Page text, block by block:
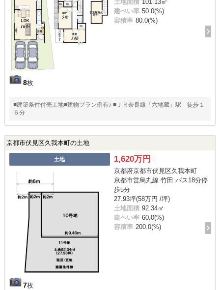
8枚
土地面積 101.13㎡
建ぺい率 50.0(%)
容積率 80.0(%)
■建築条件付売土地■建物プラン例有♪ ■ＪＲ奈良線「六地蔵」駅 徒歩１
６分
京都市伏見区久我本町の土地
土地
7枚
1,620万円
京都府京都市伏見区久我本町
京都市営烏丸線 竹田 バス18分停
歩5分
27.93坪(58万円 /坪)
土地面積 92.34㎡
建ぺい率 60.0(%)
容積率 200.0(%)